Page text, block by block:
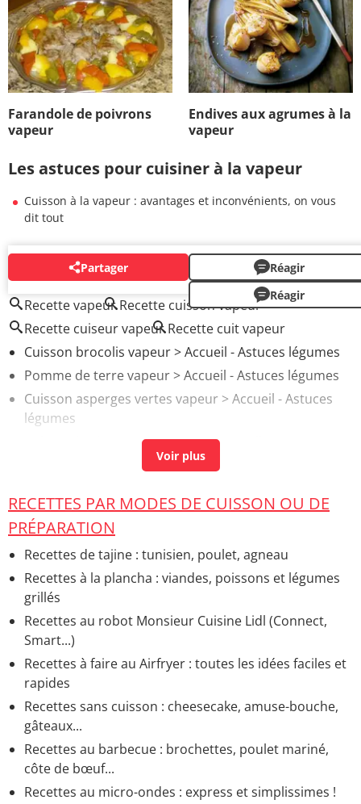
Farandole de poivrons
vapeur
Endives aux agrumes à la
vapeur
Les astuces pour cuisiner à la vapeur
Cuisson à la vapeur : avantages et inconvénients, on vous
dit tout
Partager
Réagir
Réagir
AUTOUR DU MÊME SUJET
Recette vapeur Recette cuisson vapeur
Recette cuiseur vapeur Recette cuit vapeur
Cuisson brocolis vapeur> Accueil - Astuces légumes
Pomme de terre vapeur> Accueil - Astuces légumes
Cuisson asperges vertes vapeur > Accueil - Astuces
légumes
Cuisson haricots verts vapeur> Accueil - Astuces
mijoté de légumes
Cuisson butternut vapeur
RECETTES PAR MODES DE CUISSON OU DE
PRÉPARATION
Recettes de tajine : tunisien, poulet, agneau
Recettes à la plancha : viandes, poissons et légumes
grillés
Recettes au robot Monsieur Cuisine Lidl (Connect,
Smart...)
Recettes à faire au Airfryer : toutes les idées faciles et
rapides
Recettes sans cuisson : cheesecake, amuse-bouche,
gâteaux...
Recettes au barbecue : brochettes, poulet mariné,
côte de bœuf...
Recettes au micro-ondes : express et simplissimes !